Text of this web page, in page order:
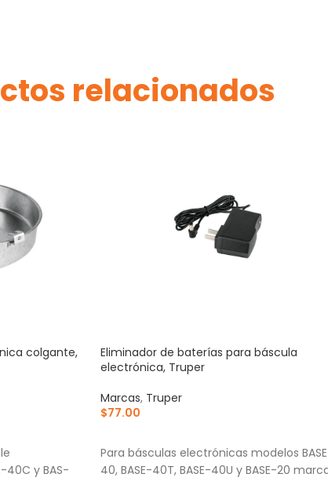
relacionados
colgante,
40C y BAS-
Eliminador de baterías para báscula
electrónica, Truper
Marcas, Truper
$77.00
Para básculas electrónicas modelos
40, BASE-40T, BASE-40U y BASE-20